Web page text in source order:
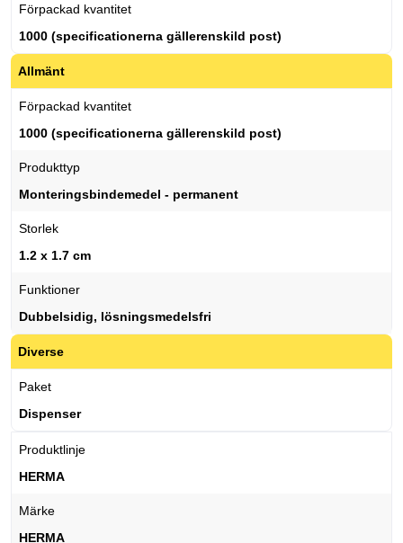
Förpackad kvantitet
1000 (specificationerna gällerenskild post)
Allmänt
Förpackad kvantitet
1000 (specificationerna gällerenskild post)
Produkttyp
Monteringsbindemedel - permanent
Storlek
1.2 x 1.7 cm
Funktioner
Dubbelsidig, lösningsmedelsfri
Diverse
Paket
Dispenser
Produktlinje
HERMA
Märke
HERMA